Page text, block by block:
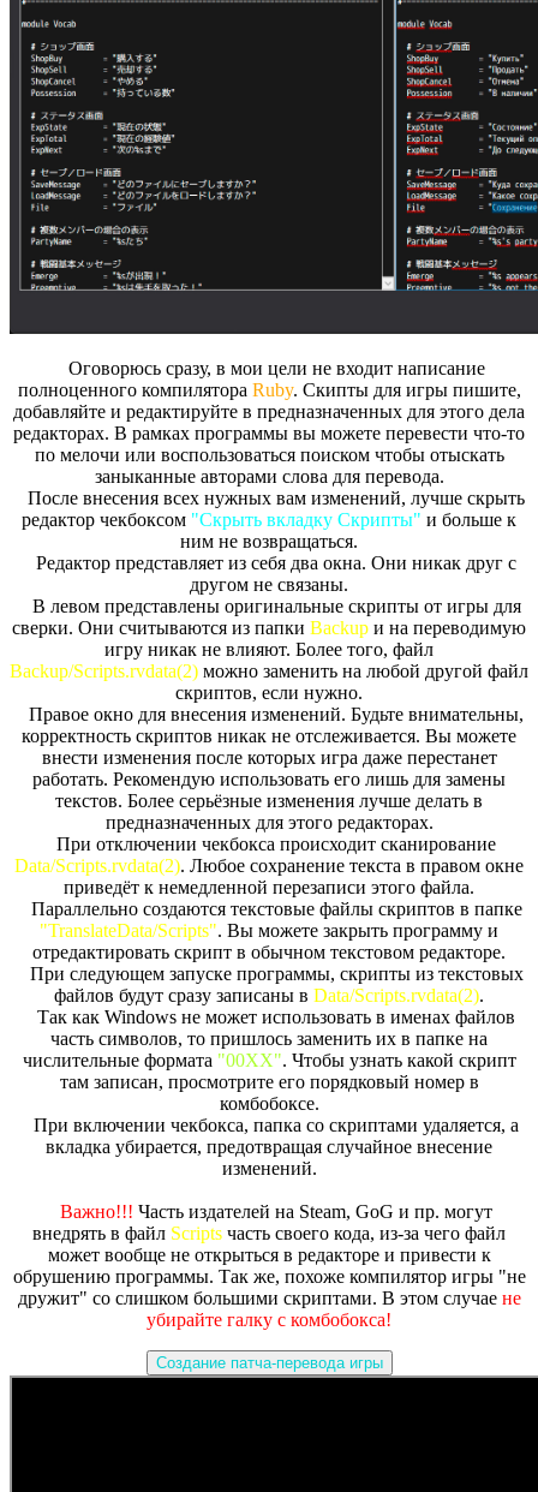
Оговорюсь сразу, в мои цели не входит написание
полноценного компилятора Ruby. Скипты для игры пишите,
добавляйте и редактируйте в предназначенных для этого дела
редакторах. В рамках программы вы можете перевести что-то
по мелочи или воспользоваться поиском чтобы отыскать
заныканные авторами слова для перевода.
После внесения всех нужных вам изменений, лучше скрыть
редактор чекбоксом "Скрыть вкладку Скрипты" и больше к
ним не возвращаться.
Редактор представляет из себя два окна. Они никак друг с
другом не связаны.
В левом представлены оригинальные скрипты от игры для
сверки. Они считываются из папки Backup и на переводимую
игру никак не влияют. Более того, файл
Backup/Scripts.rvdata(2) можно заменить на любой другой файл
скриптов, если нужно.
Правое окно для внесения изменений. Будьте внимательны,
корректность скриптов никак не отслеживается. Вы можете
внести изменения после которых игра даже перестанет
работать. Рекомендую использовать его лишь для замены
текстов. Более серьёзные изменения лучше делать в
предназначенных для этого редакторах.
При отключении чекбокса происходит сканирование
Data/Scripts.rvdata(2). Любое сохранение текста в правом окне
приведёт к немедленной перезаписи этого файла.
Параллельно создаются текстовые файлы скриптов в папке
"TranslateData/Scripts". Вы можете закрыть программу и
отредактировать скрипт в обычном текстовом редакторе.
При следующем запуске программы, скрипты из текстовых
файлов будут сразу записаны в Data/Scripts.rvdata(2).
Так как Windows не может использовать в именах файлов
часть символов, то пришлось заменить их в папке на
числительные формата "00XX". Чтобы узнать какой скрипт
там записан, просмотрите его порядковый номер в
комбобоксе.
При включении чекбокса, папка со скриптами удаляется, а
вкладка убирается, предотвращая случайное внесение
изменений.
Важно!!! Часть издателей на Steam, GoG и пр. могут
внедрять в файл Scripts часть своего кода, из-за чего файл
может вообще не открыться в редакторе и привести к
обрушению программы. Так же, похоже компилятор игры "не
дружит" со слишком большими скриптами. В этом случае не
убирайте галку с комбобокса!
Создание патча-перевода игры